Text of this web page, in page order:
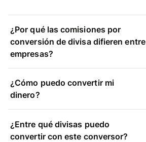
¿Por qué las comisiones por
conversión de divisa difieren entre
empresas?
¿Cómo puedo convertir mi
dinero?
¿Entre qué divisas puedo
convertir con este conversor?